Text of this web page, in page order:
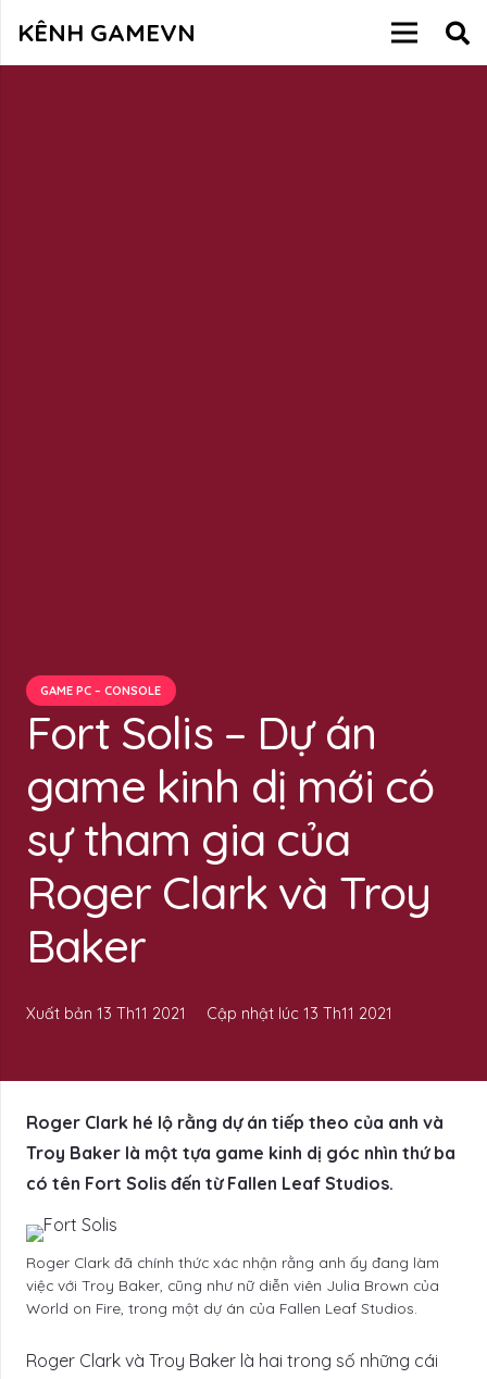
KÊNH GAMEVN
GAME PC – CONSOLE
Fort Solis – Dự án
game kinh dị mới có
sự tham gia của
Roger Clark và Troy
Baker
Xuất bản 13 Th11 2021 Cập nhật lúc13 Th11 2021
Roger Clark hé lộ rằng dự án tiếp theo của anh và
Troy Baker là một tựa game kinh dị góc nhìn thứ ba
có tên Fort Solis đến từ Fallen Leaf Studios.
Roger Clark đã chính thức xác nhận rằng anh ấy đang làm
việc với Troy Baker, cũng như nữ diễn viên Julia Brown của
World on Fire, trong một dự án của Fallen Leaf Studios.
Roger Clark và Troy Baker là hai trong số những cái